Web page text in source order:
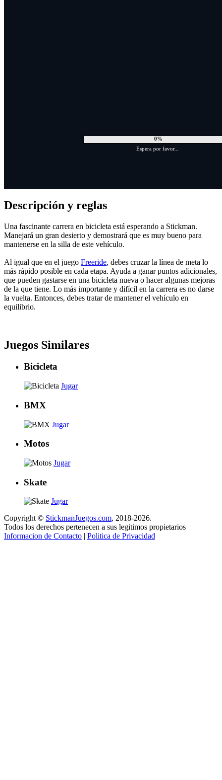
0%
Espera por favor...
Descripción y reglas
Una fascinante carrera en bicicleta está esperando a Stickman.
Manejará un gran desierto y demostrará que es muy bueno para
mantenerse en la silla de este vehículo.
Al igual que en el juego Freeride, debes cruzar la línea de meta lo
más rápido posible en cada etapa. Ayuda a ganar puntos adicionales,
que pueden gastarse en una bicicleta nueva o hacer algunas mejoras
de la que tiene. Lo más importante y difícil en la carrera es no darse
la vuelta. Entonces, debes tratar de mantener el vehículo en
equilibrio.
Juegos Similares
Bicicleta
Jugar
BMX
Jugar
Motos
Jugar
Skate
Jugar
Copyright © StickmanJuegos.com, 2018-2026.
Todos los derechos pertenecen a sus legitimos propietarios
Informacion de Contacto
Politica de Privacidad